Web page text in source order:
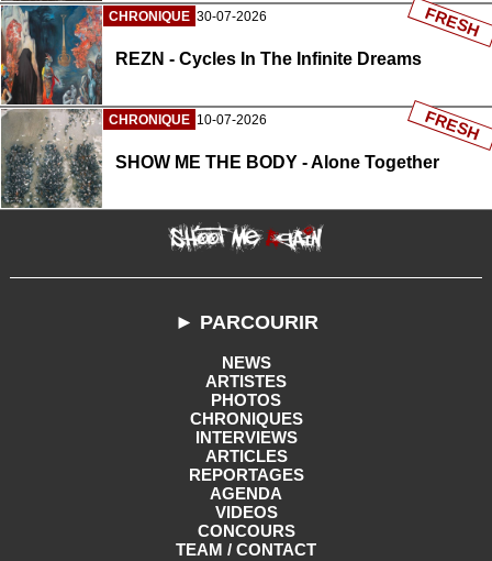
CHRONIQUE 30-07-2026
REZN - Cycles In The Infinite Dreams
FRESH
CHRONIQUE 10-07-2026
SHOW ME THE BODY - Alone Together
FRESH
► PARCOURIR
NEWS
ARTISTES
PHOTOS
CHRONIQUES
INTERVIEWS
ARTICLES
REPORTAGES
AGENDA
VIDEOS
CONCOURS
TEAM / CONTACT